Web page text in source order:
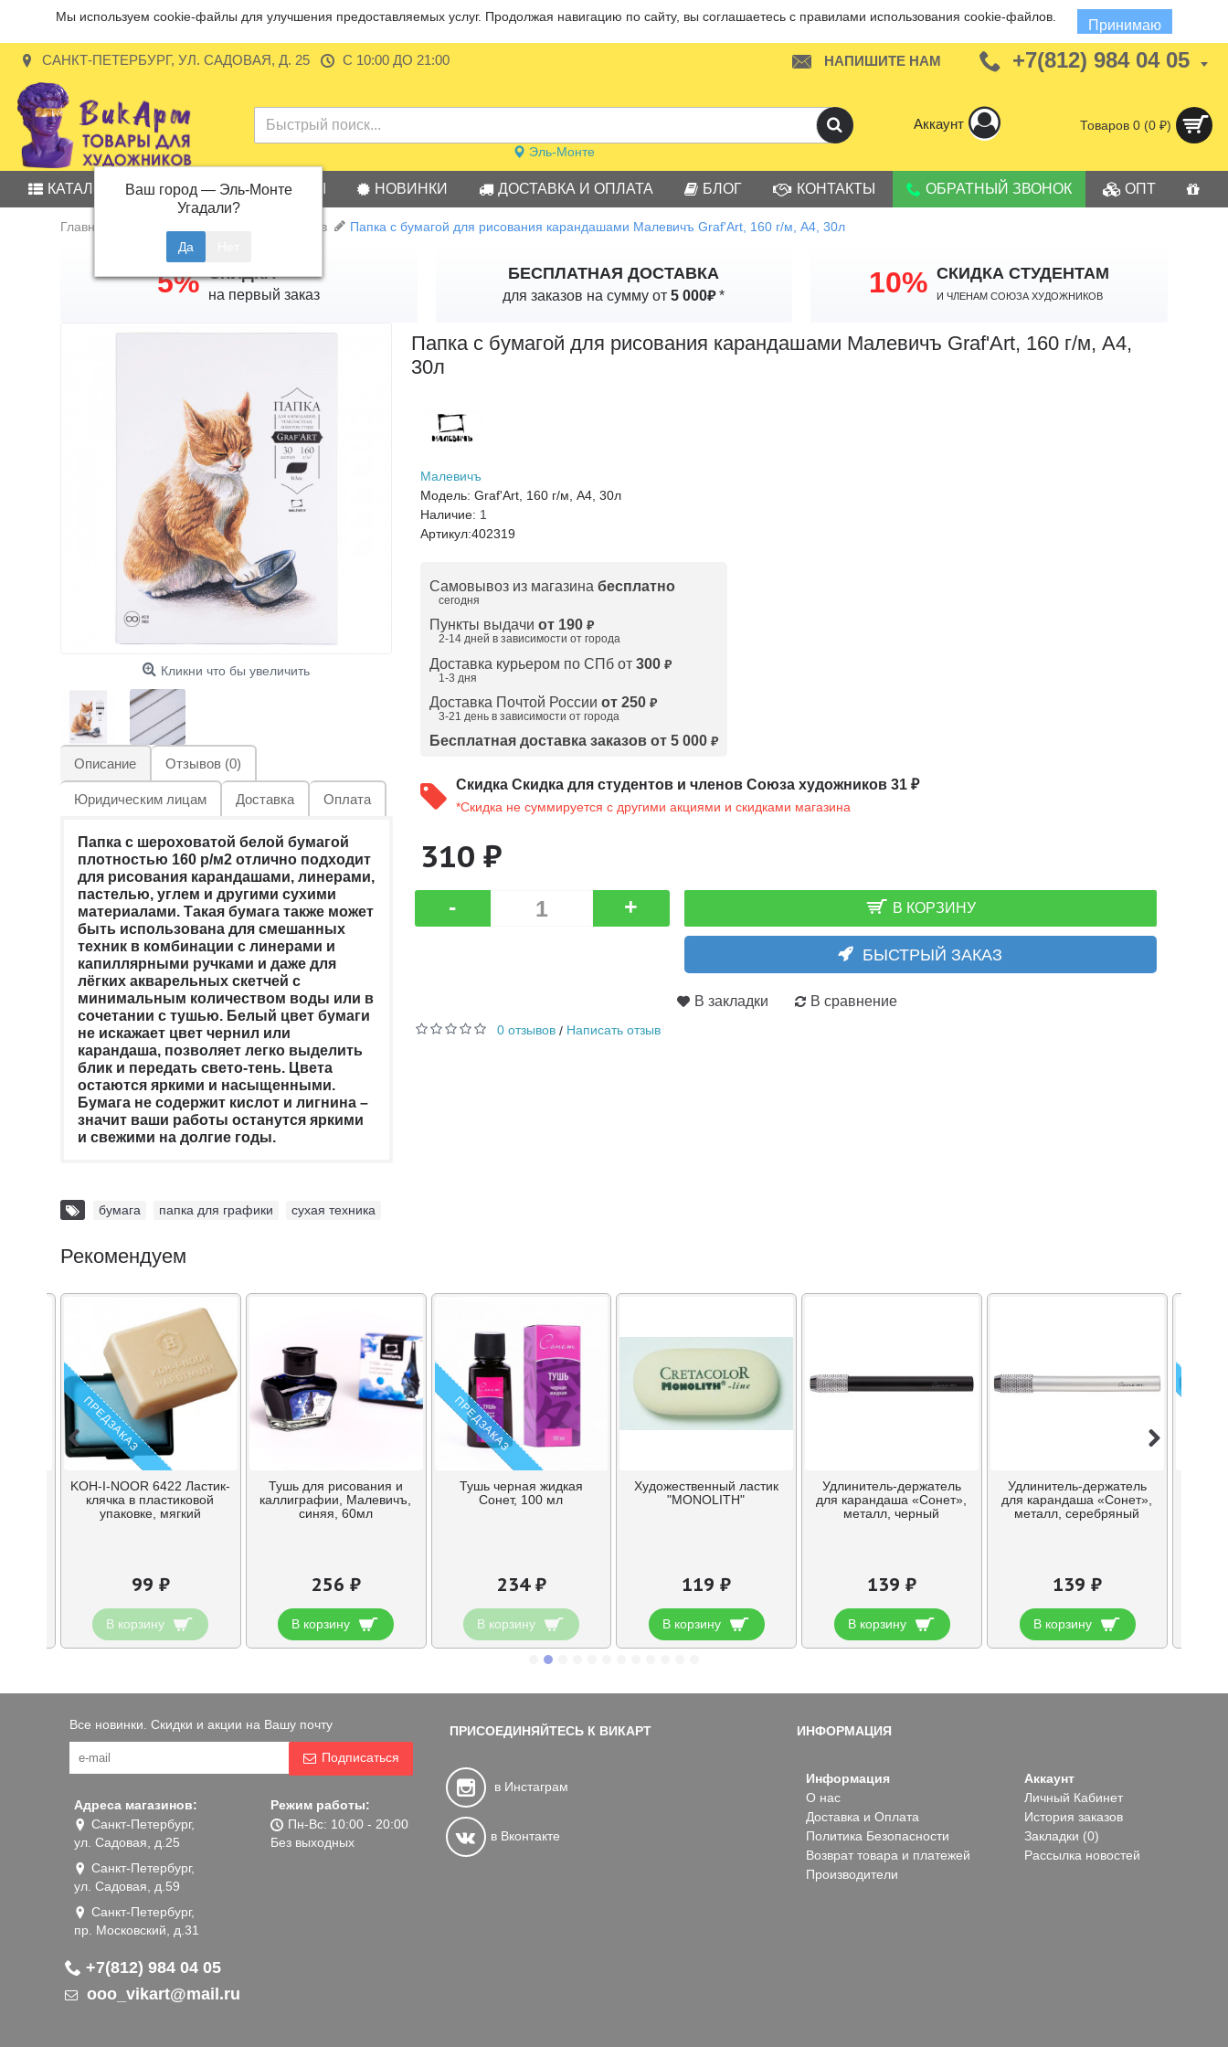
Мы используем cookie-файлы для улучшения предоставляемых услуг. Продолжая навигацию по сайту, вы соглашаетесь с правилами использования cookie-файлов.
Принимаю
САНКТ-ПЕТЕРБУРГ, УЛ. САДОВАЯ, Д. 25 С 10:00 ДО 21:00 НАПИШИТЕ НАМ +7(812) 984 04 05
Эль-Монте
Ваш город — Эль-Монте
Угадали?
Аккаунт Товаров 0 (0 ₽)
КАТАЛОГ АКЦИИ БРЕНДЫ НОВИНКИ ДОСТАВКА И ОПЛАТА БЛОГ КОНТАКТЫ ОБРАТНЫЙ ЗВОНОК ОПТ
Главная Бумага для графики и маркеров Папка с бумагой для рисования карандашами Малевичъ Graf'Art, 160 г/м, А4, 30л
5% СКИДКА
на первый заказ
БЕСПЛАТНАЯ ДОСТАВКА
для заказов на сумму от5 000₽* 10% СКИДКА СТУДЕНТАМ
И членам Союза Художников
Кликни что бы увеличить
Описание Отзывов (0)
Юридическим лицам Доставка Оплата
Папка с шероховатой белой бумагой
плотностью 160 р/м2 отлично подходит
для рисования карандашами, линерами,
пастелью, углем и другими сухими
материалами. Такая бумага также может
быть использована для смешанных
техник в комбинации с линерами и
капиллярными ручками и даже для
лёгких акварельных скетчей с
минимальным количеством воды или в
сочетании с тушью. Белый цвет бумаги
не искажает цвет чернил или
карандаша, позволяет легко выделить
блик и передать свето-тень. Цвета
остаются яркими и насыщенными.
Бумага не содержит кислот и лигнина –
значит ваши работы останутся яркими
и свежими на долгие годы.
Папка с бумагой для рисования карандашами Малевичъ Graf'Art, 160 г/м, А4,
30л
Малевичъ
Модель: Graf'Art, 160 г/м, А4, 30л
Наличие: 1
Артикул:402319
Самовывоз из магазина бесплатно
сегодня
Пункты выдачи от 190 ₽
2-14 дней в зависимости от города
Доставка курьером по СПб от 300 ₽
1-3 дня
Доставка Почтой России от 250 ₽
3-21 день в зависимости от города
Бесплатная доставка заказов от 5 000₽
Скидка Скидка для студентов и членов Союза художников 31 ₽
*Скидка не суммируется с другими акциями и скидками магазина
310 ₽
- + В КОРЗИНУ
БЫСТРЫЙ ЗАКАЗ
В закладки В сравнение
0 отзывов/ Написать отзыв
бумага папка для графики сухая техника
Рекомендуем
ПРЕДЗАКАЗ
KOH-I-NOOR 6422 Ластик-
клячка в пластиковой
упаковке, мягкий
99 ₽
В корзину
Тушь для рисования и
каллиграфии, Малевичъ,
синяя, 60мл
256 ₽
В корзину
ПРЕДЗАКАЗ
Тушь черная жидкая
Сонет, 100 мл
234 ₽
В корзину
Художественный ластик
"MONOLITH"
119 ₽
В корзину
Удлинитель-держатель
для карандаша «Сонет»,
металл, черный
139 ₽
В корзину
Удлинитель-держатель
для карандаша «Сонет»,
металл, серебряный
139 ₽
В корзину
Все новинки. Скидки и акции на Вашу почту
Подписаться
Адреса магазинов:
Санкт-Петербург,
ул. Садовая, д.25
Санкт-Петербург,
ул. Садовая, д.59
Санкт-Петербург,
пр. Московский, д.31
Режим работы:
Пн-Вс: 10:00 - 20:00
Без выходных
+7(812) 984 04 05
ooo_vikart@mail.ru
ПРИСОЕДИНЯЙТЕСЬ К ВИКАРТ
в Инстаграм
в Вконтакте
ИНФОРМАЦИЯ
Информация
О нас
Доставка и Оплата
Политика Безопасности
Возврат товара и платежей
Производители
Аккаунт
Личный Кабинет
История заказов
Закладки (0)
Рассылка новостей